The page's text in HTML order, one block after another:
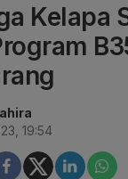
Kelapa
19:54